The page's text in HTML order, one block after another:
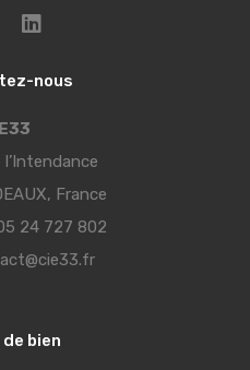
nous
l’Intendance
France
24 727 802
bien